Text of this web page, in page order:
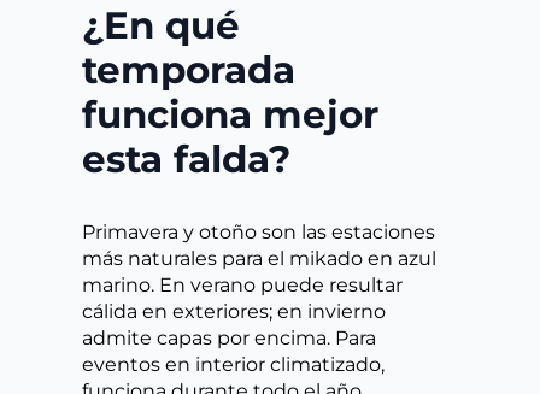
¿En qué
temporada
funciona mejor
esta falda?
Primavera y otoño son las estaciones
más naturales para el mikado en azul
marino. En verano puede resultar
cálida en exteriores; en invierno
admite capas por encima. Para
eventos en interior climatizado,